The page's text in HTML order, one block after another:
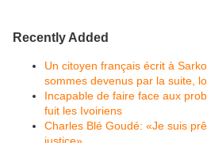
Recently Added
Un citoyen français écrit à
sommes devenus par la suite,
Incapable de faire face aux
fuit les Ivoiriens
Charles Blé Goudé: «Je suis